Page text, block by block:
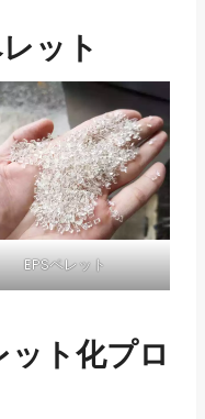
ット
EPSペレット
ット化プロ